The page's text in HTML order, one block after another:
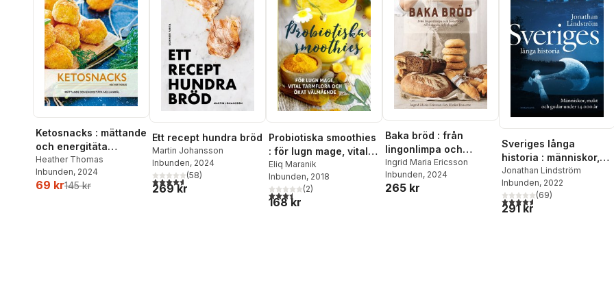
Ketosnacks : mättande
och energitäta
mellanmål
Heather Thomas
Inbunden, 2024
69 kr145 kr
Ett recept hundra bröd
Martin Johansson
Inbunden, 2024
4,6utav 5 stjärnor. Totalt antal röster:
(58)
269 kr
Probiotiska smoothies
: för lugn mage, vital
tarmflora coh ökat
välmående
Eliq Maranik
Inbunden, 2018
3,5utav 5 stjärnor. Totalt antal röster:
(2)
168 kr
Baka bröd : från
lingonlimpa och
bondbröd till focaccia
och chapati
Ingrid Maria Ericsson
Inbunden, 2024
265 kr
Sveriges långa
historia : människor,
makt och gudar under
14000 år
Jonathan Lindström
Inbunden, 2022
4,6utav 5 stjärnor. Totalt
(69)
291 kr